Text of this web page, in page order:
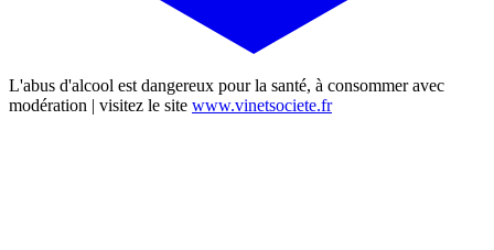
L'abus d'alcool est dangereux pour la santé, à consommer avec
modération | visitez le site www.vinetsociete.fr